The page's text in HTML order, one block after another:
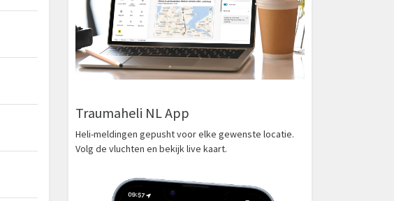
Traumaheli NL App
Heli-meldingen gepusht voor elke gewenste locatie.
Volg de vluchten en bekijk live kaart.